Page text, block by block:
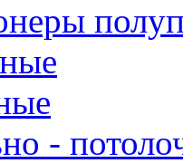
-